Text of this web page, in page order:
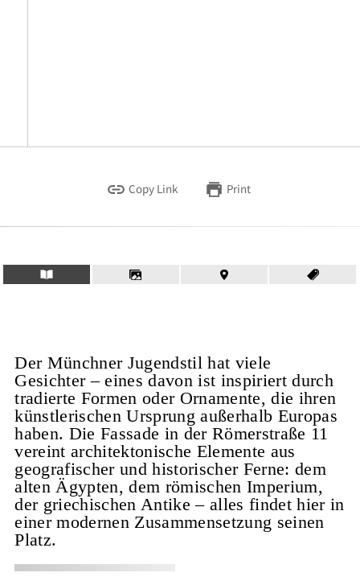
Copy Link Print
Der Münchner Jugendstil hat viele
Gesichter – eines davon ist inspiriert durch
tradierte Formen oder Ornamente, die ihren
künstlerischen Ursprung außerhalb Europas
haben. Die Fassade in der Römerstraße 11
vereint architektonische Elemente aus
geografischer und historischer Ferne: dem
alten Ägypten, dem römischen Imperium,
der griechischen Antike – alles findet hier in
einer modernen Zusammensetzung seinen
Platz.